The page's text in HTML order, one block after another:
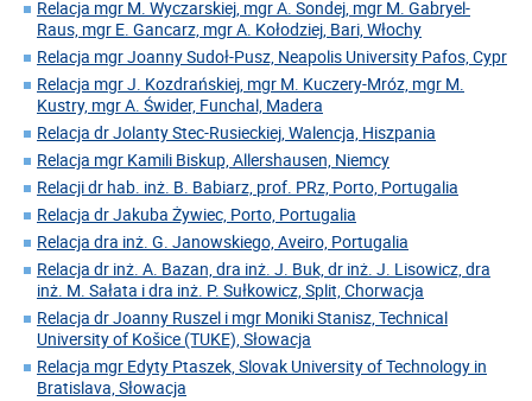
Relacja mgr M. Wyczarskiej, mgr A. Sondej, mgr M. Gabryel-
Raus, mgr E. Gancarz, mgr A. Kołodziej, Bari, Włochy
Relacja mgr Joanny Sudoł-Pusz, Neapolis University Pafos, Cypr
Relacja mgr J. Kozdrańskiej, mgr M. Kuczery-Mróz, mgr M.
Kustry, mgr A. Świder, Funchal, Madera
Relacja dr Jolanty Stec-Rusieckiej, Walencja, Hiszpania
Relacja mgr Kamili Biskup, Allershausen, Niemcy
Relacji dr hab. inż. B. Babiarz, prof. PRz, Porto, Portugalia
Relacja dr Jakuba Żywiec, Porto, Portugalia
Relacja dra inż. G. Janowskiego, Aveiro, Portugalia
Relacja dr inż. A. Bazan, dra inż. J. Buk, dr inż. J. Lisowicz, dra
inż. M. Sałata i dra inż. P. Sułkowicz, Split, Chorwacja
Relacja dr Joanny Ruszel i mgr Moniki Stanisz, Technical
University of Košice (TUKE), Słowacja
Relacja mgr Edyty Ptaszek, Slovak University of Technology in
Bratislava, Słowacja